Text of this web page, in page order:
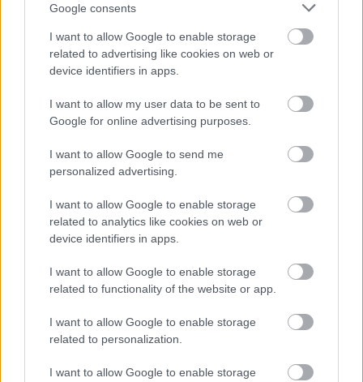
Google consents
I want to allow Google to enable storage
related to advertising like cookies on web or
device identifiers in apps.
I want to allow my user data to be sent to
Google for online advertising purposes.
I want to allow Google to send me
personalized advertising.
I want to allow Google to enable storage
related to analytics like cookies on web or
device identifiers in apps.
I want to allow Google to enable storage
related to functionality of the website or app.
I want to allow Google to enable storage
related to personalization.
I want to allow Google to enable storage
Η Apple αποφασίζει ποιος μένει και ποιος φεύγει και
οι κανόνες δεν είναι ίδιοι για όλους
Η Γιορτή Θράψαλου στην Αβυθο με γεύση και χορό